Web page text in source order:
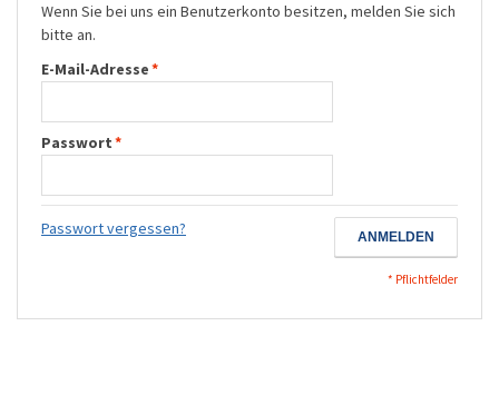
Wenn Sie bei uns ein Benutzerkonto besitzen, melden Sie sich
bitte an.
*
E-Mail-Adresse
*
Passwort
Passwort vergessen? ANMELDEN
* Pflichtfelder